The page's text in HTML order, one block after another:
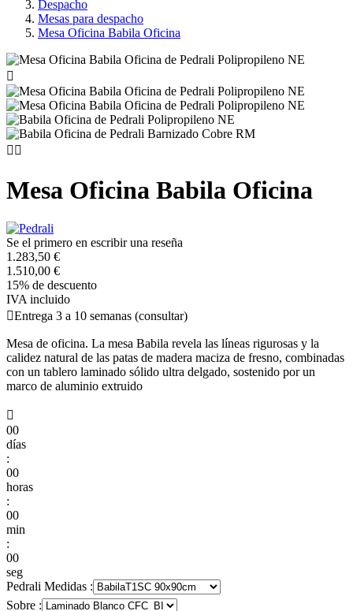
Despacho
Mesas para despacho
Mesa Oficina Babila Oficina

 
Mesa Oficina Babila Oficina
Se el primero en escribir una reseña
1.283,50 €
1.510,00 €
15% de descuento
IVA incluido
Entrega 3 a 10 semanas (consultar)
Mesa de oficina. La mesa Babila revela las líneas rigurosas y la
calidez natural de las patas de madera maciza de fresno, combinadas
con un tablero laminado sólido ultra delgado, sostenido por un
marco de aluminio extruido

00
días
:
00
horas
:
00
min
:
00
seg
Pedrali Medidas :
Sobre :